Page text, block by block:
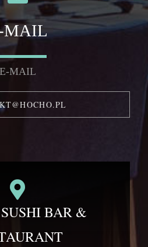
MAIL
E-MAIL
BAR &